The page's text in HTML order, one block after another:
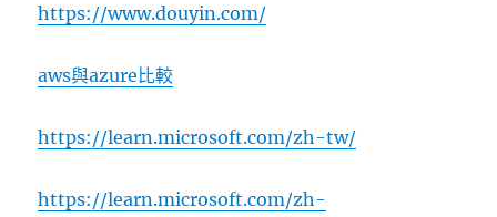
https://www.douyin.com/
aws與azure比較
https://learn.microsoft.com/zh-tw/
https://learn.microsoft.com/zh-